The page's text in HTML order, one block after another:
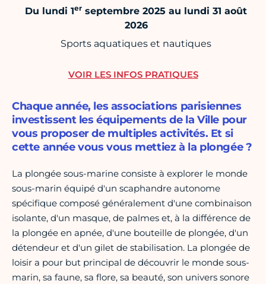
Du lundi 1er septembre 2025 au lundi 31 août
2026
Sports aquatiques et nautiques
Chaque année, les associations parisiennes
investissent les équipements de la Ville pour
vous proposer de multiples activités. Et si
cette année vous vous mettiez à la plongée ?
La plongée sous-marine consiste à explorer le monde
sous-marin équipé d'un scaphandre autonome
spécifique composé généralement d'une combinaison
isolante, d'un masque, de palmes et, à la différence de
la plongée en apnée, d'une bouteille de plongée, d'un
détendeur et d'un gilet de stabilisation. La plongée de
loisir a pour but principal de découvrir le monde sous-
marin, sa faune, sa flore, sa beauté, son univers sonore
VOIR LES INFOS PRATIQUES